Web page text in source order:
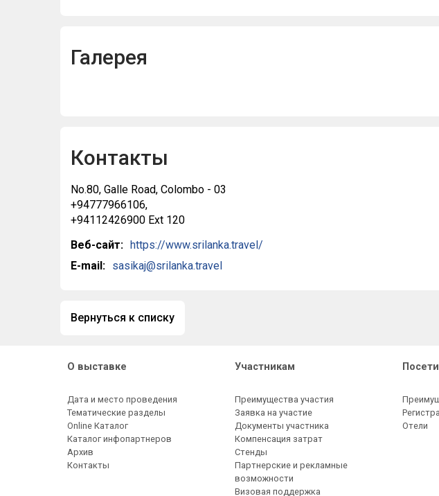
Галерея
Контакты
No.80, Galle Road, Colombo - 03
+94777966106,
+94112426900 Ext 120
Веб-сайт: https://www.srilanka.travel/
E-mail: sasikaj@srilanka.travel
Вернуться к списку
О выставке
Дата и место проведения
Тематические разделы
Online Каталог
Каталог инфопартнеров
Архив
Контакты
Участникам
Преимущества участия
Заявка на участие
Документы участника
Компенсация затрат
Стенды
Партнерские и рекламные
возможности
Визовая поддержка
Отели